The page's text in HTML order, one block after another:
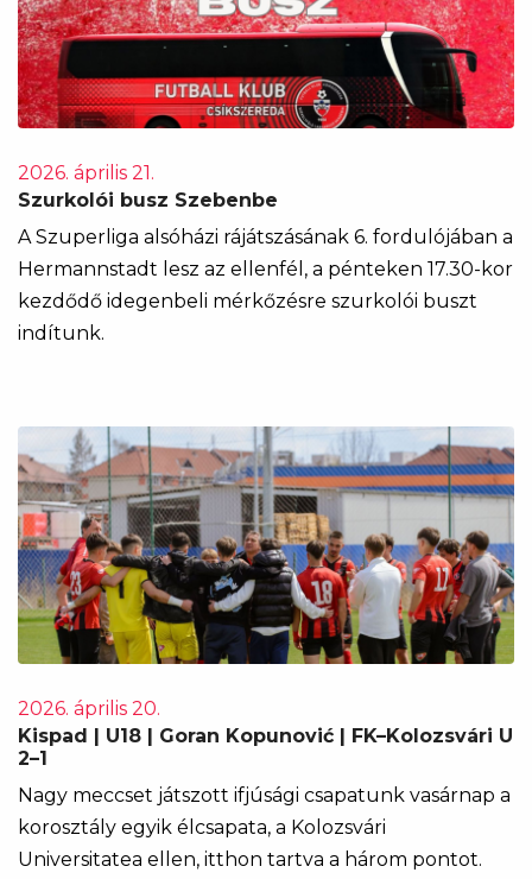
2026. április 21.
Szurkolói busz Szebenbe
A Szuperliga alsóházi rájátszásának 6. fordulójában a
Hermannstadt lesz az ellenfél, a pénteken 17.30-kor
kezdődő idegenbeli mérkőzésre szurkolói buszt
indítunk.
2026. április 20.
Kispad | U18 | Goran Kopunović | FK–Kolozsvári U
2–1
Nagy meccset játszott ifjúsági csapatunk vasárnap a
korosztály egyik élcsapata, a Kolozsvári
Universitatea ellen, itthon tartva a három pontot.